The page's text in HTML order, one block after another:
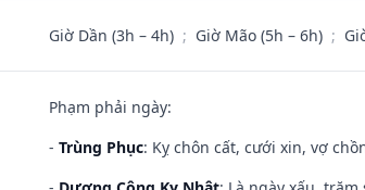
Giờ Dần (3h – 4h) ; Giờ Mão (5h – 6h) ;
Phạm phải ngày:
- Trùng Phục: Kỵ chôn cất, cưới xin, vợ